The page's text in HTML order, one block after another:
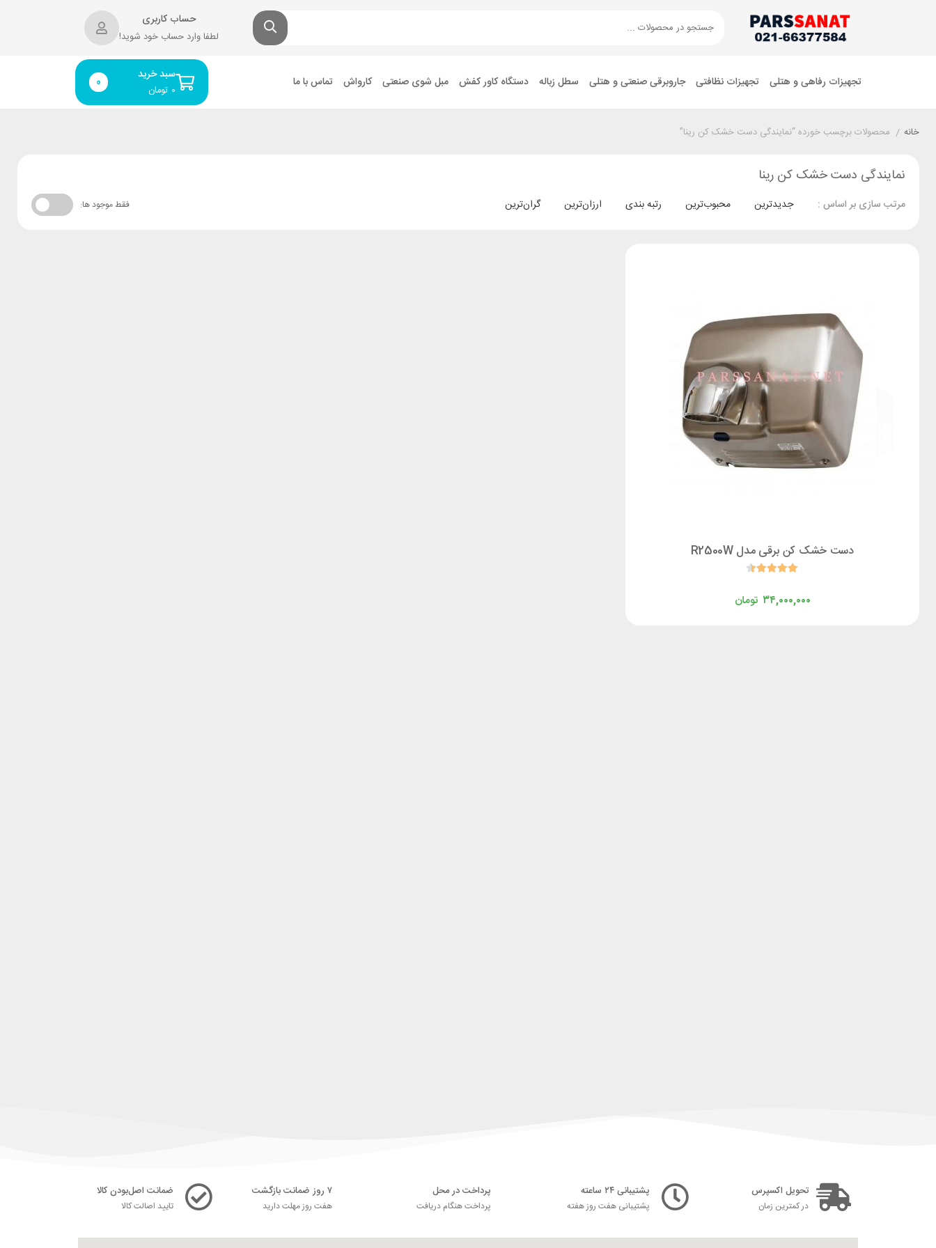
حساب کاربری
لطفا وارد حساب خود شوید!
تجهیزات رفاهی و هتلی تجهیزات نظافتی جاروبرقی صنعتی و هتلی سطل زباله دستگاه کاور کفش مبل شوی صنعتی کارواش تماس با ما سبد خرید
تومان ۰ 0
خانه / محصولات برچسب خورده “نمایندگی دست خشک کن رینا”
نمایندگی دست خشک کن رینا
مرتب سازی بر اساس : جدیدترین محبوب‌ترین رتبه بندی ارزان‌ترین گران‌ترین فقط موجود ها:
دست خشک کن برقی مدل R2500W
تومان ۳۴,۰۰۰,۰۰۰
تحویل اکسپرس
در کمترین زمان
پشتیبانی ۲۴ ساعته
پشتیبانی هفت روز هفته
پرداخت در محل
پرداخت هنگام دریافت
۷ روز ضمانت بازگشت
هفت روز مهلت دارید
ضمانت اصل‌بودن کالا
تایید اصالت کالا